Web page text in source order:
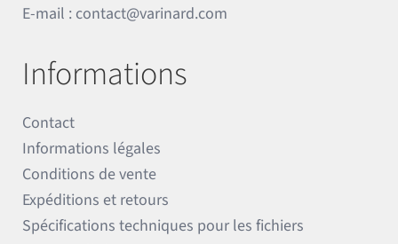
E-mail : contact@varinard.com
Informations
Contact
Informations légales
Conditions de vente
Expéditions et retours
Spécifications techniques pour les fichiers